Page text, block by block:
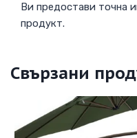
Ви предостави точна
продукт.
Свързани